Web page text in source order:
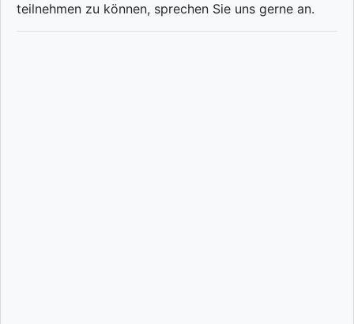
teilnehmen zu können, sprechen Sie uns gerne an.